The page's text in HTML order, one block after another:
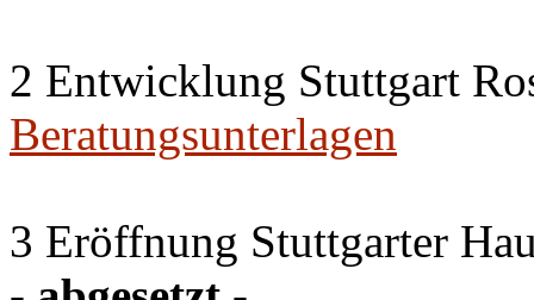
2 Entwicklung Stuttgart
Beratungsunterlagen
3 Eröffnung Stuttgarter